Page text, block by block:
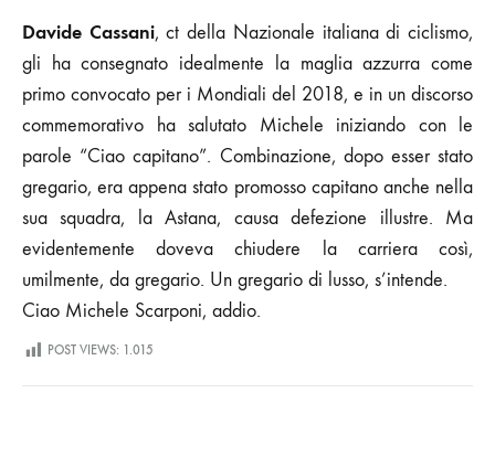
Davide Cassani, ct della Nazionale italiana di ciclismo,
gli ha consegnato idealmente la maglia azzurra come
primo convocato per i Mondiali del 2018, e in un discorso
commemorativo ha salutato Michele iniziando con le
parole “Ciao capitano”. Combinazione, dopo esser stato
gregario, era appena stato promosso capitano anche nella
sua squadra, la Astana, causa defezione illustre. Ma
evidentemente doveva chiudere la carriera così,
umilmente, da gregario. Un gregario di lusso, s’intende.
Ciao Michele Scarponi, addio.
POST VIEWS: 1.015